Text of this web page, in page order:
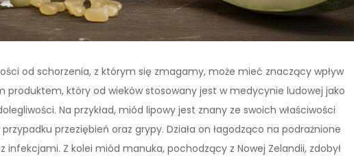
od schorzenia, z którym się zmagamy, może mieć znaczący wpływ
produktem, który od wieków stosowany jest w medycynie ludowej jako
Na przykład, miód lipowy jest znany ze swoich właściwości
przeziębień oraz grypy. Działa on łagodząco na podrażnione
infekcjami. Z kolei miód manuka, pochodzący z Nowej Zelandii, zdobył